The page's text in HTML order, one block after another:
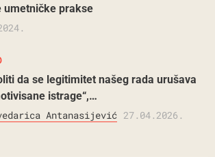
umetničke prakse
da se legitimitet našeg rada urušava
istrage“,…
Antanasijević 27.04.2026.